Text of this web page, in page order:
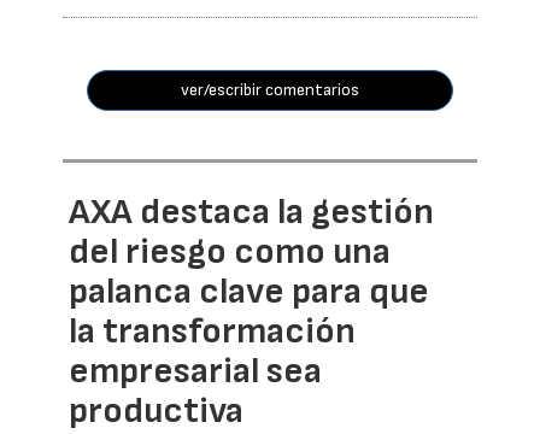
ver/escribir comentarios
AXA destaca la gestión
del riesgo como una
palanca clave para que
la transformación
empresarial sea
productiva